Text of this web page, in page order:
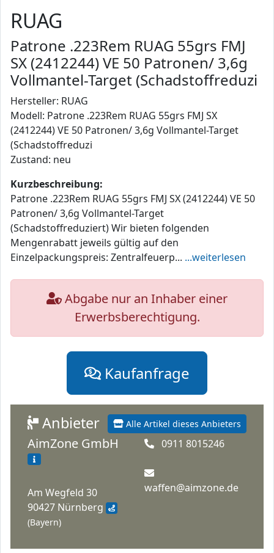
RUAG
Patrone .223Rem RUAG 55grs FMJ
SX (2412244) VE 50 Patronen/ 3,6g
Vollmantel-Target (Schadstoffreduzi
Hersteller: RUAG
Modell: Patrone .223Rem RUAG 55grs FMJ SX
(2412244) VE 50 Patronen/ 3,6g Vollmantel-Target
(Schadstoffreduzi
Zustand: neu
Kurzbeschreibung:
Patrone .223Rem RUAG 55grs FMJ SX (2412244) VE 50
Patronen/ 3,6g Vollmantel-Target
(Schadstoffreduziert) Wir bieten folgenden
Mengenrabatt jeweils gültig auf den
Einzelpackungspreis: Zentralfeuerp... ...weiterlesen
Abgabe nur an Inhaber einer
Erwerbsberechtigung.
Kaufanfrage
Alle Artikel dieses Anbieters
Anbieter
AimZone GmbH
Am Wegfeld 30
90427 Nürnberg
(Bayern)
0911 8015246
waffen@aimzone.de